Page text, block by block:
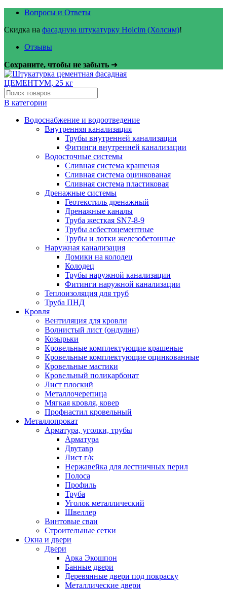
Вопросы и Ответы
Скидка на фасадную штукатурку Holcim (Холсим)!
Отзывы
Сохраните, чтобы не забыть ➜
В категории
Водоснабжение и водоотведение
Внутренняя канализация
Трубы внутренней канализации
Фитинги внутренней канализации
Водосточные системы
Сливная система крашеная
Сливная система оцинкованая
Сливная система пластиковая
Дренажные системы
Геотекстиль дренажный
Дренажные каналы
Труба жесткая SN7-8-9
Трубы асбестоцементные
Трубы и лотки железобетонные
Наружная канализация
Домики на колодец
Колодец
Трубы наружной канализации
Фитинги наружной канализации
Теплоизоляция для труб
Труба ПНД
Кровля
Вентиляция для кровли
Волнистый лист (ондулин)
Козырьки
Кровельные комплектующие крашеные
Кровельные комплектующие оцинкованные
Кровельные мастики
Кровельный поликарбонат
Лист плоский
Металлочерепица
Мягкая кровля, ковер
Профнастил кровельный
Металлопрокат
Арматура, уголки, трубы
Арматура
Двутавр
Лист г/к
Нержавейка для лестничных перил
Полоса
Профиль
Труба
Уголок металлический
Швеллер
Винтовые сваи
Строительные сетки
Окна и двери
Двери
Арка Экошпон
Банные двери
Деревянные двери под покраску
Металлические двери